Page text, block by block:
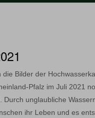
die Bilder der
Pfalz im Juli 2021
Durch unglaubliche
ihr Leben und es